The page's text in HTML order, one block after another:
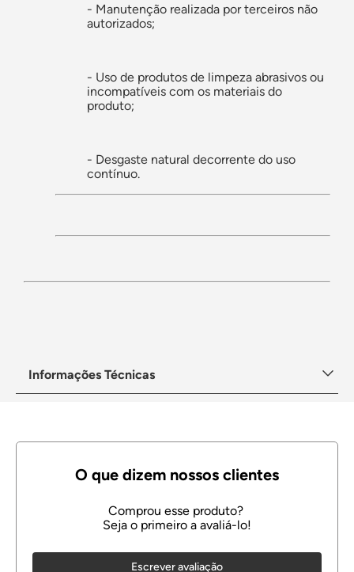
- Manutenção realizada por terceiros não
autorizados;
- Uso de produtos de limpeza abrasivos ou
incompatíveis com os materiais do
produto;
- Desgaste natural decorrente do uso
contínuo.
Informações Técnicas
Escrever avaliação